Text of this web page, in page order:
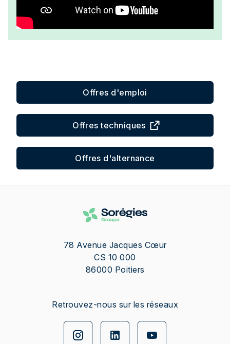
Offres d'emploi
Offres techniques
Offres d'alternance
78 Avenue Jacques Cœur
CS 10 000
86000 Poitiers
Retrouvez-nous sur les réseaux